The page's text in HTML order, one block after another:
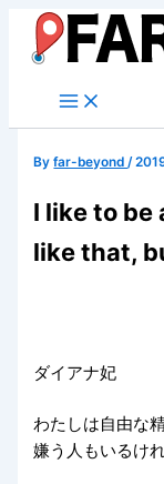
キ
Byfar-beyond/
I like to be
like that,
ダイアナ妃
わたしは自由な
嫌う人もいるけ